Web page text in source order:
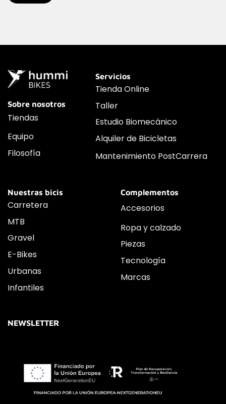
Sobre nosotros
Tiendas
Equipo
Filosofía
Servicios
Tienda Online
Taller
Estudio Biomecánico
Alquiler de Bicicletas
Mantenimiento PostCarrera
Nuestras bicis
Carretera
MTB
Gravel
E-Bikes
Urbanas
Infantiles
Complementos
Accesorios
Ropa y calzado
Piezas
Tecnología
Marcas
NEWSLETTER